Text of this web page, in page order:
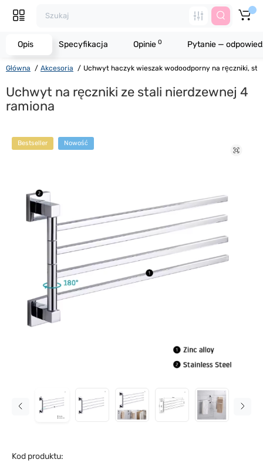
Główna Akcesoria Uchwyt haczyk wieszak wodoodporny na ręczniki,
Uchwyt na ręczniki ze stali nierdzewnej 4
ramiona
Bestseller Nowość
Kod produktu:
Opis Specyfikacja Opinie 0 Pytanie —